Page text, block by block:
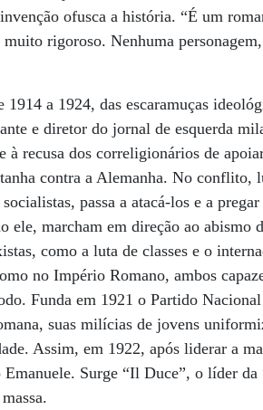
ofusca a história. “É um
rigoroso. Nenhuma
a 1924, das escaramuças
e diretor do jornal de esquerda
à recusa dos correligionários de
contra a Alemanha. No conflito,
passa a atacá-los e a
ele, marcham em direção ao abismo
como a luta de classes e o
no Império Romano, ambos
Funda em 1921 o Partido
suas milícias de jovens
Assim, em 1922, após liderar a
Surge “Il Duce”, o líder